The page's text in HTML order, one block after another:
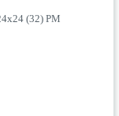
(32) РМ